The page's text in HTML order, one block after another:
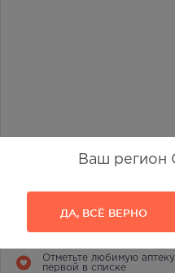
Ваш регион
ДА, ВСЁ ВЕРНО
Наличие
Отметьте любимую
первой в списке